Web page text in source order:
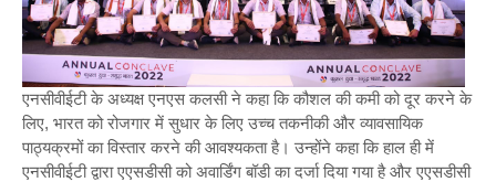
एनसीवीईटी के अध्यक्ष एनएस कलसी ने कहा कि कौशल की कमी को दूर करने के
लिए, भारत को रोजगार में सुधार के लिए उच्च तकनीकी और व्यावसायिक
पाठ्यक्रमों का विस्तार करने की आवश्यकता है। उन्होंने कहा कि हाल ही में
एनसीवीईटी द्वारा एएसडीसी को अवार्डिंग बॉडी का दर्जा दिया गया है और एएसडीसी